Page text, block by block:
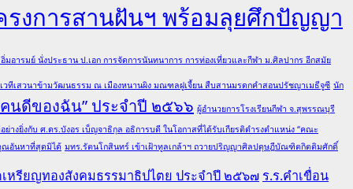
งการสานฝันฯ พร้อมลุยศึกปัญญา
มอารมย์ นั่งประธาน ป.เอก การจัดการนันทนาการ การท่องเที่ยวและกีฬา ม.ศิลปากร อีกสมัย
วทีเสวนาข้ามวัฒนธรรม ณ เมืองหนานผิง มณฑลฝูเจี้ยน สืบสานมรดกคำสอนปรัชญาเมธีจูซี นัก
คนดีของฉัน” ประจำปี ๒๕๖๖ ผู้อำนวยการโรงเรียนกีฬา จ.สุพรรณบุรี
างยิ่งกับ ศ.ดร.บังอร เบ็ญจาธิกุล อธิการบดี ในโอกาสที่ได้รับเกียรติดำรงตำแหน่ง “คณะ
ณอันหาที่สุดมิได้ มทร.รัตนโกสินทร์ เข้าเฝ้าทูลเกล้าฯ ถวายปริญญาศิลปดุษฎีบัณฑิตกิตติมศักดิ์
หรียญทองสังคมธรรมาธิปไตย ประจำปี ๒๕๖๗ ร.ร.คำเขื่อน